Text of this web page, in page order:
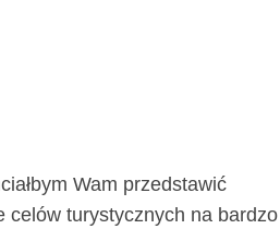
Wam przedstawić
celów turystycznych na bardzo